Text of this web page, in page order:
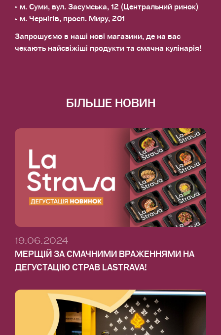
▫️ м. Суми, вул. Засумська, 12 (Центральний ринок)
▫️ м. Чернігів, просп. Миру, 201
Запрошуємо в наші нові магазини, де на вас
чекають найсвіжіші продукти та смачна кулінарія!
БІЛЬШЕ НОВИН
19.06.2024
МЕРЩІЙ ЗА СМАЧНИМИ ВРАЖЕННЯМИ НА
ДЕГУСТАЦІЮ СТРАВ LASTRAVA!